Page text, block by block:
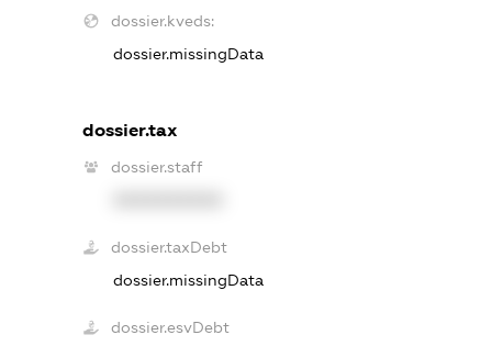
dossier.kveds:
dossier.missingData
dossier.tax
dossier.staff
dossier.taxDebt
dossier.missingData
dossier.esvDebt